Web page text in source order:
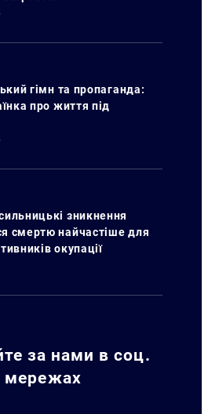
гімн та пропаганда:
про життя під
зникнення
смертю найчастіше для
окупації
за нами в соц.
мережах